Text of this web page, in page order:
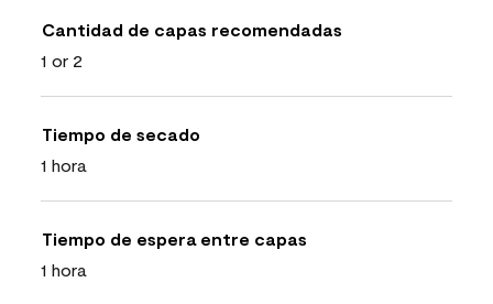
Cantidad de capas recomendadas
1 or 2
Tiempo de secado
1 hora
Tiempo de espera entre capas
1 hora